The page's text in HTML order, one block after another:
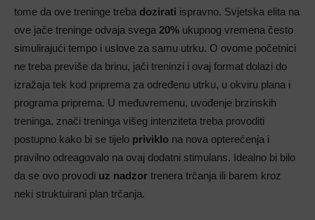
tome da ove treninge treba dozirati ispravno. Svjetska elita na
ove jače treninge odvaja svega 20% ukupnog vremena često
simulirajući tempo i uslove za samu utrku. O ovome početnici
ne treba previše da brinu, jači treninzi i ovaj format dolazi do
izražaja tek kod priprema za određenu utrku, u okviru plana i
programa priprema. U međuvremenu, uvođenje brzinskih
treninga, znači treninga višeg intenziteta treba provoditi
postupno kako bi se tijelo priviklo na nova opterećenja i
pravilno odreagovalo na ovaj dodatni stimulans. Idealno bi bilo
da se ovo provodi uz nadzor trenera trčanja ili barem kroz
neki struktuirani plan trčanja.